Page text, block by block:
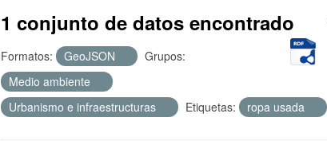
1 conjunto de datos encontrado
Formatos: GeoJSON
Grupos:
Medio ambiente
Urbanismo e infraestructuras
Etiquetas: ropa usada